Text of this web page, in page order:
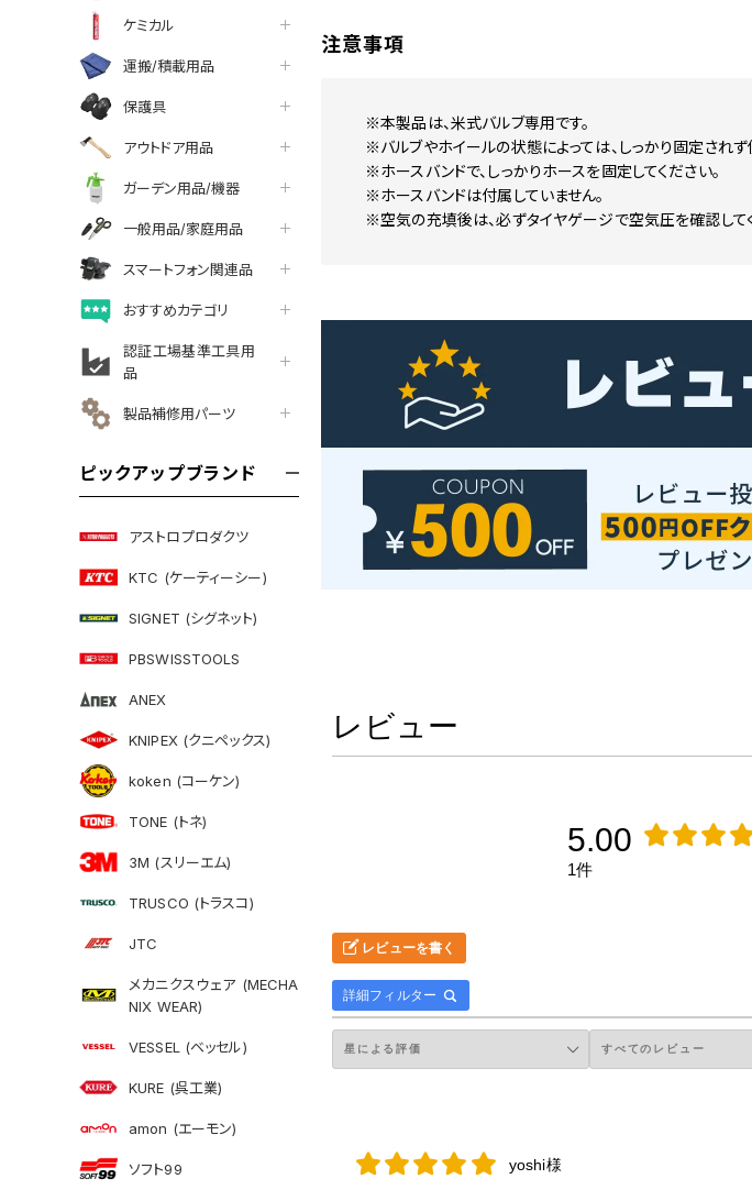
ケミカル
運搬/積載用品
保護具
アウトドア用品
ガーデン用品/機器
一般用品/家庭用品
スマートフォン関連品
おすすめカテゴリ
認証工場基準工具用
品
製品補修用パーツ
ピックアップブランド
アストロプロダクツ
KTC (ケーティーシー)
SIGNET (シグネット)
PBSWISSTOOLS
ANEX
KNIPEX (クニペックス)
koken (コーケン)
TONE (トネ)
3M (スリーエム)
TRUSCO (トラスコ)
JTC
メカニクスウェア (MECHA
NIX WEAR)
VESSEL (ベッセル)
KURE (呉工業)
amon (エーモン)
ソフト99
注意事項
※本製品は、米式バルブ専用です。
※バルブやホイールの状態によっては、しっかり固定され
※ホースバンドで、しっかりホースを固定してください。
※ホースバンドは付属していません。
※空気の充填後は、必ずタイヤゲージで空気圧を確認して
レビュー
5.00
1件
レビューを書く
詳細フィルター
yoshi様